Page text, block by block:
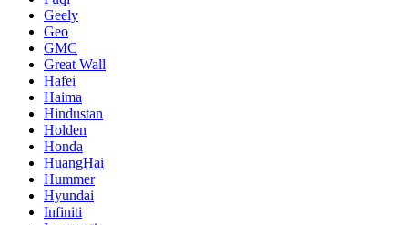
Geely
Geo
GMC
Great Wall
Hafei
Haima
Hindustan
Holden
Honda
HuangHai
Hummer
Hyundai
Infiniti